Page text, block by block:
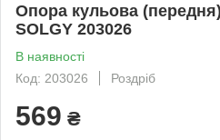
Опора кульова
SOLGY 203026
В наявності
Код: 203026
Роздріб
569 ₴